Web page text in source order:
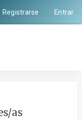
Registrarse Entrar
as